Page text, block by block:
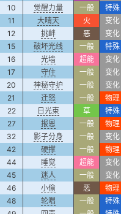
10
觉醒力量 一般 特殊
11
大晴天 火 变化
12
挑衅 恶 变化
15
破坏光线 一般 特殊
16
光墙 超能 变化
17
守住 一般 变化
20
神秘守护 一般 变化
21
迁怒 一般 物理
22
日光束 草 特殊
27
报恩 一般 物理
32
影子分身 一般 变化
42
硬撑 一般 物理
44
睡觉 超能 变化
45
迷人 一般 变化
46
小偷 恶 物理
48
轮唱 一般 特殊